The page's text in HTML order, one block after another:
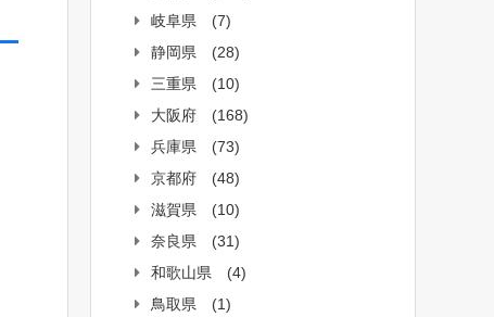
岐阜県
(7)
静岡県
(28)
三重県
(10)
大阪府
(168)
兵庫県
(73)
京都府
(48)
滋賀県
(10)
奈良県
(31)
和歌山県
(4)
鳥取県
(1)